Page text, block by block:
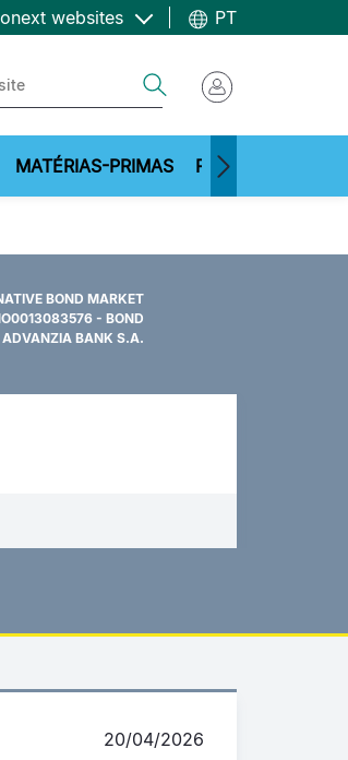
websites PT
MATÉRIAS-PRIMAS RECURSOS
BOND MARKET
- BOND
ADVANZIA BANK S.A.
20/04/2026